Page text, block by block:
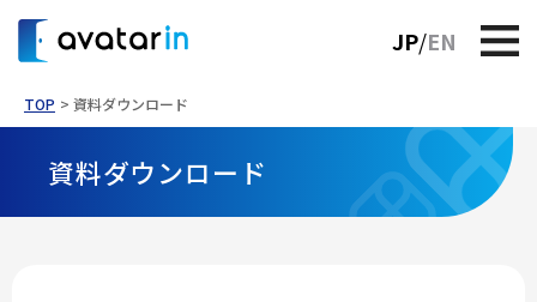
JP EN
TOP 資料ダウンロード
資料ダウンロード